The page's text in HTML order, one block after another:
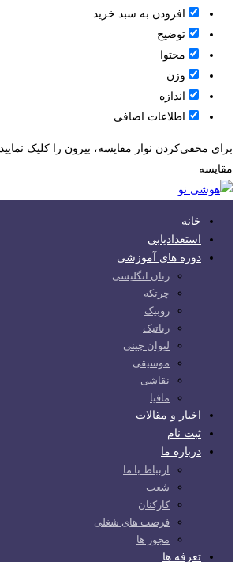
افزودن به سبد خرید
توضیح
محتوا
وزن
اندازه
اطلاعات اضافی
برای مخفی‌کردن نوار مقایسه، بیرون را کلیک نمایید
مقایسه
خانه
استعدادیابی
دوره های آموزشی
زبان انگلیسی
چرتکه
روبیک
رباتیک
لیوان چینی
موسیقی
نقاشی
مافیا
اخبار و مقالات
ثبت نام
درباره ما
ارتباط با ما
شعب
کارکنان
فرصت های شغلی
مجوز ها
تعرفه ها